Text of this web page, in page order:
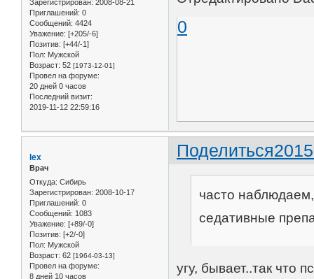
Зарегистрирован: 2008-08-21
Приглашений: 0
Сообщений: 4424
Уважение: [+205/-6]
Позитив: [+44/-1]
Пол: Мужской
Возраст: 52 [1973-12-01]
Провел на форуме:
20 дней 0 часов
Последний визит:
2019-11-12 22:59:16
0
Поделиться
lex
Врач
Откуда: Сибирь
Зарегистрирован: 2008-10-17
Приглашений: 0
Сообщений: 1083
Уважение: [+89/-0]
Позитив: [+2/-0]
Пол: Мужской
Возраст: 62 [1964-03-13]
Провел на форуме:
8 дней 10 часов
часто
седативные
угу, бывает..так что